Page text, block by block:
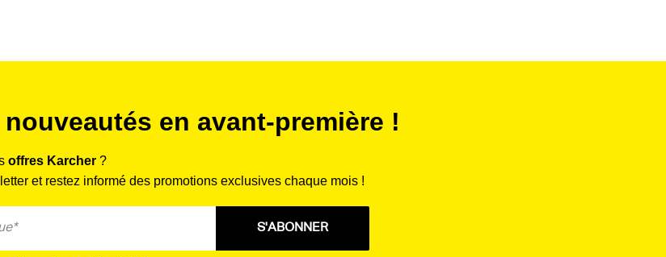
en avant-première !
offres Karcher ?
et restez informé des promotions exclusives chaque mois !
S'ABONNER